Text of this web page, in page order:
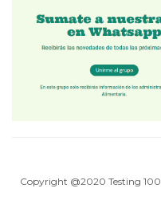
Copyright @2020 Testing 100